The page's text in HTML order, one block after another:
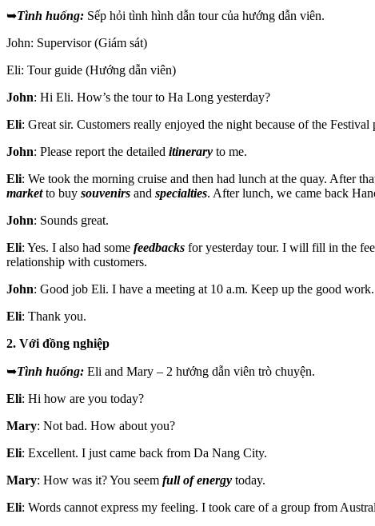
➥Tình huống: Sếp hỏi tình hình dẫn tour của hướng dẫn viên.
John: Supervisor (Giám sát)
Eli: Tour guide (Hướng dẫn viên)
John: Hi Eli. How’s the tour to Ha Long yesterday?
Eli: Great sir. Customers really enjoyed the night because of the
John: Please report the detailed itinerary to me.
Eli: We took the morning cruise and then had lunch at the quay. After
marketto buy souvenirs and specialties. After lunch, we came back
John: Sounds great.
Eli: Yes. I also had some feedbacks for yesterday tour. I will fill in the
relationship with customers.
John: Good job Eli. I have a meeting at 10 a.m. Keep up the good work.
Eli: Thank you.
2. Với đồng nghiệp
➥Tình huống: Eli and Mary – 2 hướng dẫn viên trò chuyện.
Eli: Hi how are you today?
Mary: Not bad. How about you?
Eli: Excellent. I just came back from Da Nang City.
Mary: How was it? You seem full of energy today.
Eli: Words cannot express my feeling. I took care of a group from